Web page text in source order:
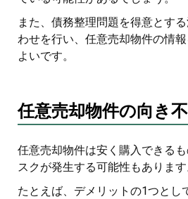
また、債務整理問題を得意とす
わせを行い、任意売却物件の情
よいです。
任意売却物件の向き
任意売却物件は安く購入できる
スクが発生する可能性もあります
たとえば、デメリットの1つとし